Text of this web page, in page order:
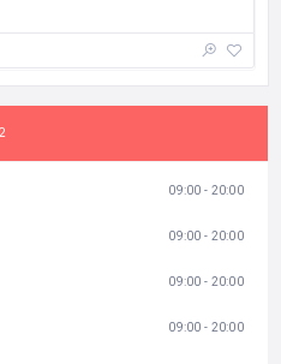
09:00 - 20:00
09:00 - 20:00
09:00 - 20:00
09:00 - 20:00